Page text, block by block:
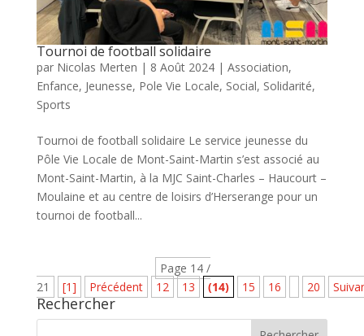
Tournoi de football solidaire
par Nicolas Merten | 8 Août 2024| Association,
Enfance, Jeunesse, Pole Vie Locale, Social, Solidarité,
Sports
Tournoi de football solidaire Le service jeunesse du
Pôle Vie Locale de Mont-Saint-Martin s’est associé au
Mont-Saint-Martin, à la MJC Saint-Charles – Haucourt –
Moulaine et au centre de loisirs d’Herserange pour un
tournoi de football...
Page 14 /
21
[1] Précédent 12 13 (14) 15 16 20
Rechercher